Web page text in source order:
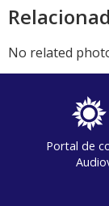
No related
Portal de